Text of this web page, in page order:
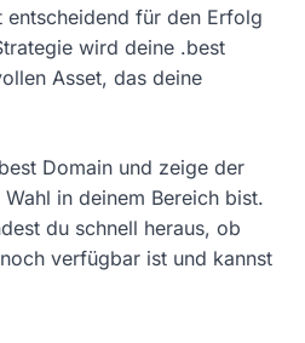
für den Erfolg
wird deine .best
Asset, das deine
Domain und zeige der
in deinem Bereich bist.
du schnell heraus, ob
verfügbar ist und kannst